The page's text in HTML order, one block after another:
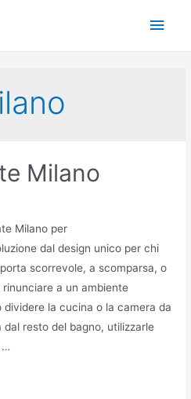
Main
Milano
Milano per
dal design unico per chi
scorrevole, a scomparsa, o
a un ambiente
la cucina o la camera da
resto del bagno, utilizzarle
…